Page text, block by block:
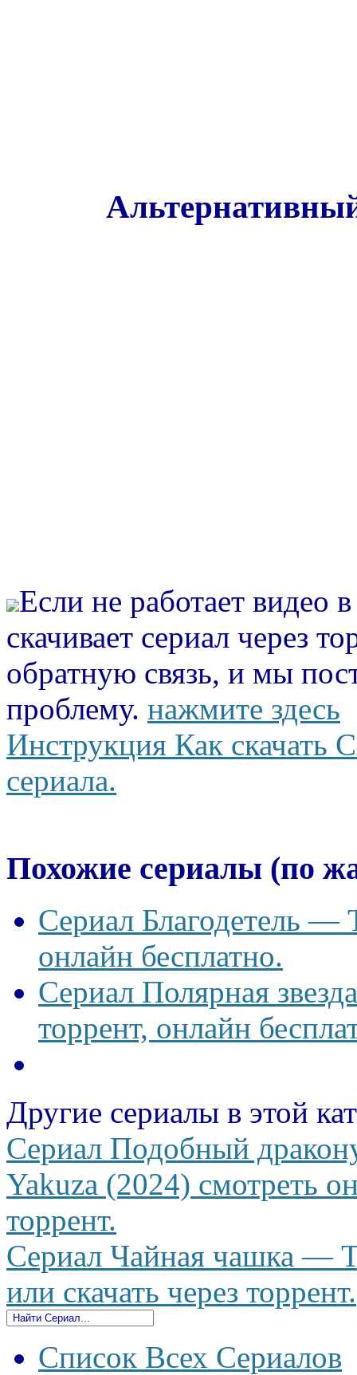
Если не работает видео
скачивает сериал через
обратную связь, и мы
проблему. нажмите здесь
Инструкция Как скачать
сериала.
Похожие сериалы (по
Сериал Благодетель —
онлайн бесплатно.
Сериал Полярная
торрент, онлайн
Другие сериалы в этой
Сериал Подобный
Yakuza (2024) смотреть
торрент.
Сериал Чайная чашка —
или скачать через торрент.
Список Всех Сериалов